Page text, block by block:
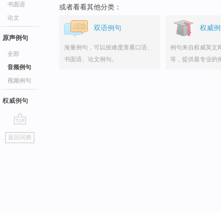
书面语
论文
原声例句
全部
音频例句
视频例句
权威例句
go
top
返回词典
或者看看其他分类：
双语例句
海量例句，可以按难度查看口语、
书面语、论文例句。
权威
例句来自权威英文
等，提供最专业的